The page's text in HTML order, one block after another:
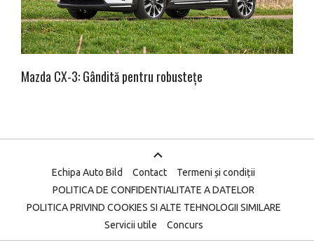
Mazda CX-3: Gândită pentru robustețe
Echipa Auto Bild Contact
Termeni și condiții
POLITICA DE CONFIDENTIALITATE A DATELOR
POLITICA PRIVIND COOKIES SI ALTE TEHNOLOGII SIMILARE
Servicii utile
Concurs